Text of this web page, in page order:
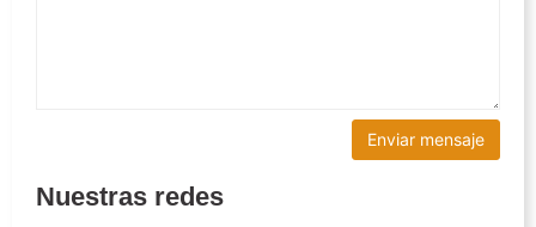
Nuestras redes